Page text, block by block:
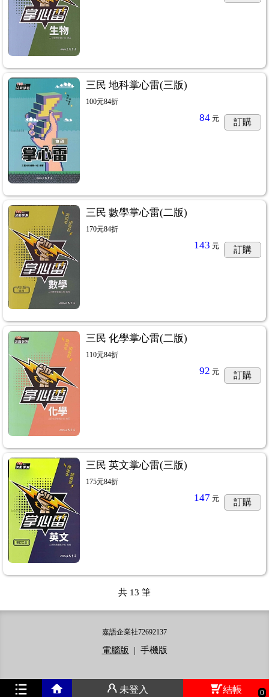
未登入 結帳 0
三民 地科掌心雷(三版)
100元84折
84 元 訂購
三民 數學掌心雷(二版)
170元84折
143 元 訂購
三民 化學掌心雷(二版)
110元84折
92 元 訂購
三民 英文掌心雷(三版)
175元84折
147 元 訂購
共 13 筆
嘉語企業社72692137
電腦版 | 手機版